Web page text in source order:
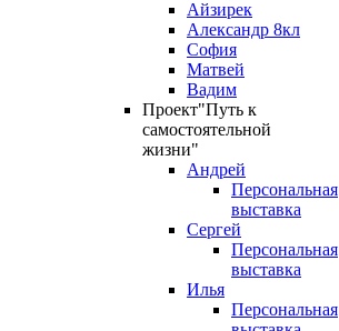
Айзирек
Александр 8кл
София
Матвей
Вадим
Проект"Путь к
самостоятельной
жизни"
Андрей
Персональная
выставка
Сергей
Персональная
выставка
Илья
Персональная